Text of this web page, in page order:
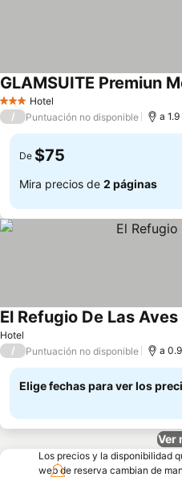
3 Estrellas
Hotel
GLAMSUITE Premiun
/ Puntuación no disponible a
De $75
Mira precios de 2 páginas
Hotel
El Refugio De Las Aves
/ Puntuación no disponible a
Elige fechas para ver los
Ver
Los precios y la disponibilidad
web de reserva cambian de